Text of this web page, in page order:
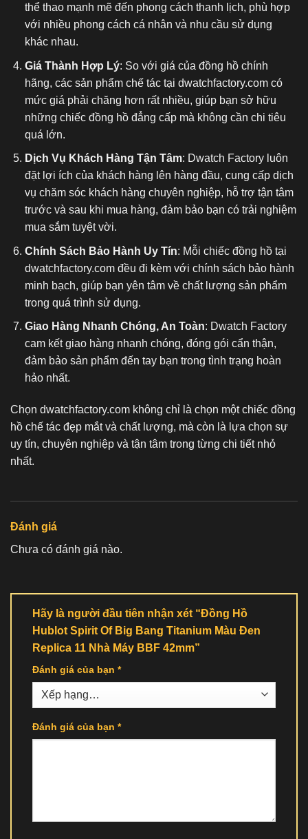
thể thao mạnh mẽ đến phong cách thanh lịch, phù hợp
với nhiều phong cách cá nhân và nhu cầu sử dụng
khác nhau.
Giá Thành Hợp Lý: So với giá của đồng hồ chính
hãng, các sản phẩm chế tác tại dwatchfactory.com có
mức giá phải chăng hơn rất nhiều, giúp bạn sở hữu
những chiếc đồng hồ đẳng cấp mà không cần chi tiêu
quá lớn.
Dịch Vụ Khách Hàng Tận Tâm: Dwatch Factory luôn
đặt lợi ích của khách hàng lên hàng đầu, cung cấp dịch
vụ chăm sóc khách hàng chuyên nghiệp, hỗ trợ tận tâm
trước và sau khi mua hàng, đảm bảo bạn có trải nghiệm
mua sắm tuyệt vời.
Chính Sách Bảo Hành Uy Tín: Mỗi chiếc đồng hồ tại
dwatchfactory.com đều đi kèm với chính sách bảo hành
minh bạch, giúp bạn yên tâm về chất lượng sản phẩm
trong quá trình sử dụng.
Giao Hàng Nhanh Chóng, An Toàn: Dwatch Factory
cam kết giao hàng nhanh chóng, đóng gói cẩn thận,
đảm bảo sản phẩm đến tay bạn trong tình trạng hoàn
hảo nhất.
Chọn dwatchfactory.com không chỉ là chọn một chiếc đồng
hồ chế tác đẹp mắt và chất lượng, mà còn là lựa chọn sự
uy tín, chuyên nghiệp và tận tâm trong từng chi tiết nhỏ
nhất.
Đánh giá
Chưa có đánh giá nào.
Hãy là người đầu tiên nhận xét “Đồng Hồ
Hublot Spirit Of Big Bang Titanium Màu Đen
Replica 11 Nhà Máy BBF 42mm”
Đánh giá của bạn *
Đánh giá của bạn *